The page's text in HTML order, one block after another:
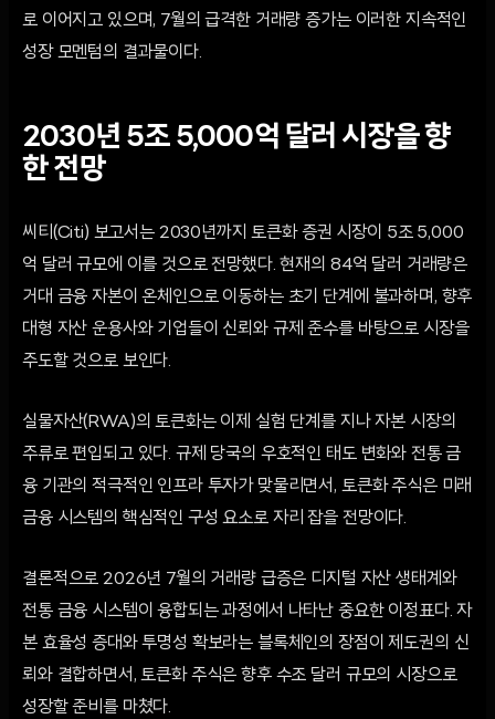
로 이어지고 있으며, 7월의 급격한 거래량 증가는 이러한 지속적인
성장 모멘텀의 결과물이다.
2030년 5조 5,000억 달러 시장을 향
한 전망
씨티(Citi) 보고서는 2030년까지 토큰화 증권 시장이 5조 5,000
억 달러 규모에 이를 것으로 전망했다. 현재의 84억 달러 거래량은
거대 금융 자본이 온체인으로 이동하는 초기 단계에 불과하며, 향후
대형 자산 운용사와 기업들이 신뢰와 규제 준수를 바탕으로 시장을
주도할 것으로 보인다.
실물자산(RWA)의 토큰화는 이제 실험 단계를 지나 자본 시장의
주류로 편입되고 있다. 규제 당국의 우호적인 태도 변화와 전통 금
융 기관의 적극적인 인프라 투자가 맞물리면서, 토큰화 주식은 미래
금융 시스템의 핵심적인 구성 요소로 자리 잡을 전망이다.
결론적으로 2026년 7월의 거래량 급증은 디지털 자산 생태계와
전통 금융 시스템이 융합되는 과정에서 나타난 중요한 이정표다. 자
본 효율성 증대와 투명성 확보라는 블록체인의 장점이 제도권의 신
뢰와 결합하면서, 토큰화 주식은 향후 수조 달러 규모의 시장으로
성장할 준비를 마쳤다.